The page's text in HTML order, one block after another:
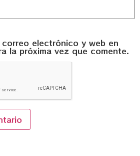
correo electrónico y web en
la próxima vez que comente.